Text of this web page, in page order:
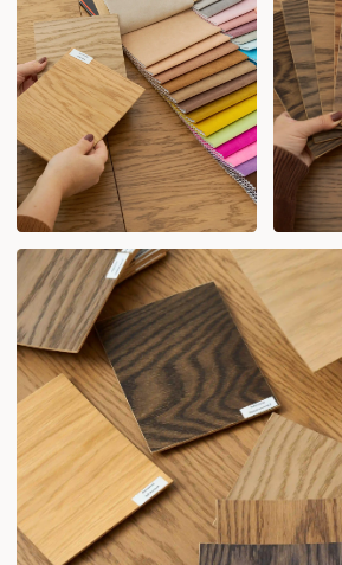
info@robinswood.ru
630007, Россия, Новосибирск, ул. Фабричная, 25
Биг
Все модели
Уфо
Юпитер
Грани
Дюк
Хуф
Стулья
Раздвижные
Столы на кухню
Ежедневно с 10:00 по 19:00
Встреча только по предварительной договоренности
Выставочный зал